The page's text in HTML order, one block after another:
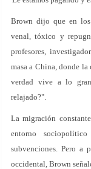
Brown dijo que en los
venal, tóxico y
profesores,
masa a China, donde
verdad vive a lo
relajado?".
La migración
entorno
subvenciones. Pero a
occidental, Brown